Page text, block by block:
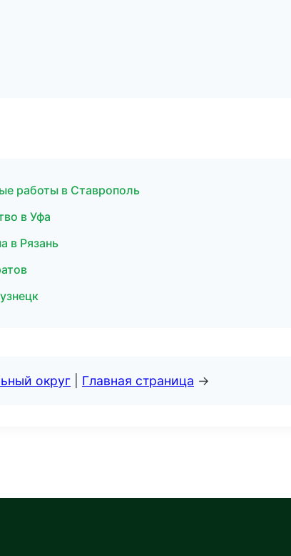
работы в Ставрополь
в Уфа
в Рязань
округ Главная страница →